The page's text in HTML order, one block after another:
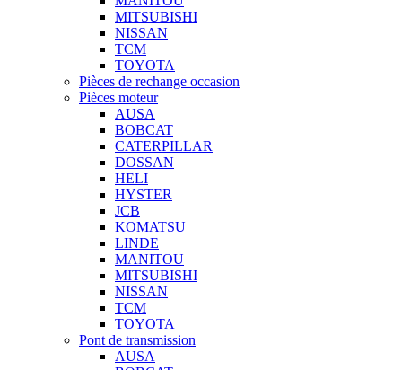
MITSUBISHI
NISSAN
TCM
TOYOTA
Pièces de rechange occasion
Pièces moteur
AUSA
BOBCAT
CATERPILLAR
DOSSAN
HELI
HYSTER
JCB
KOMATSU
LINDE
MANITOU
MITSUBISHI
NISSAN
TCM
TOYOTA
Pont de transmission
AUSA